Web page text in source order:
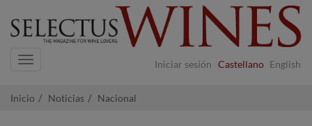
Iniciar sesión Castellano English
Navigation
Inicio Noticias Nacional